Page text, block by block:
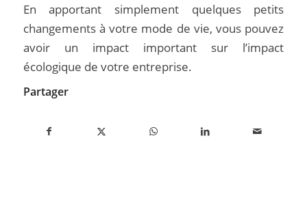
En apportant simplement quelques petits
changements à votre mode de vie, vous pouvez
avoir un impact important sur l’impact
écologique de votre entreprise.
Partager